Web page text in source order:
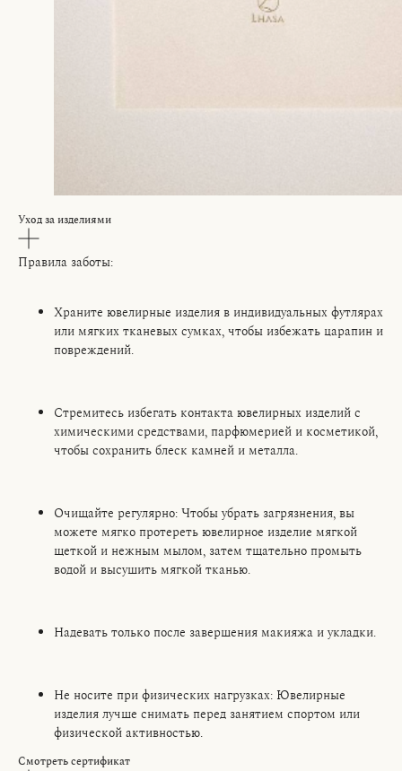
Уход за изделиями
Правила заботы:
Храните ювелирные изделия в индивидуальных футлярах
или мягких тканевых сумках, чтобы избежать царапин и
повреждений.
Стремитесь избегать контакта ювелирных изделий с
химическими средствами, парфюмерией и косметикой,
чтобы сохранить блеск камней и металла.
Очищайте регулярно: Чтобы убрать загрязнения, вы
можете мягко протереть ювелирное изделие мягкой
щеткой и нежным мылом, затем тщательно промыть
водой и высушить мягкой тканью.
Надевать только после завершения макияжа и укладки.
Не носите при физических нагрузках: Ювелирные
изделия лучше снимать перед занятием спортом или
физической активностью.
Смотреть сертификат